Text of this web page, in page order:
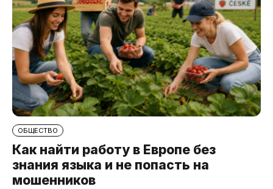
ОБЩЕСТВО
Как найти работу в Европе без
знания языка и не попасть на
мошенников